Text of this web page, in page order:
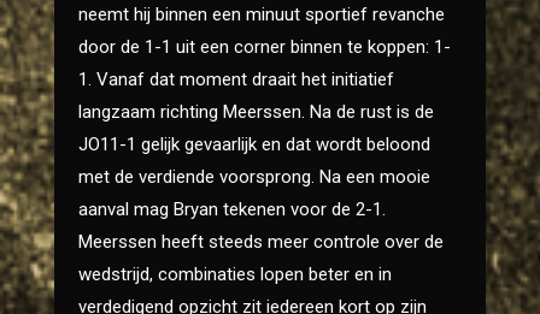
neemt hij binnen een minuut sportief revanche
door de 1-1 uit een corner binnen te koppen: 1-
1. Vanaf dat moment draait het initiatief
langzaam richting Meerssen. Na de rust is de
JO11-1 gelijk gevaarlijk en dat wordt beloond
met de verdiende voorsprong. Na een mooie
aanval mag Bryan tekenen voor de 2-1.
Meerssen heeft steeds meer controle over de
wedstrijd, combinaties lopen beter en in
verdedigend opzicht zit iedereen kort op zijn